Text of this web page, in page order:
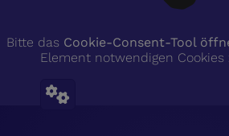
Bitte das Cookie-Consent-Tool
Element notwendigen Cookies